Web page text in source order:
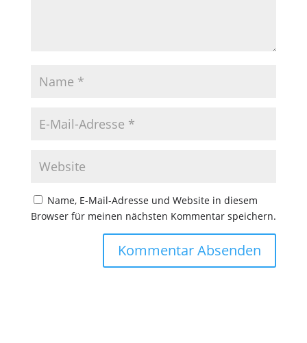
Name, E-Mail-Adresse und Website in diesem
Browser für meinen nächsten Kommentar speichern.